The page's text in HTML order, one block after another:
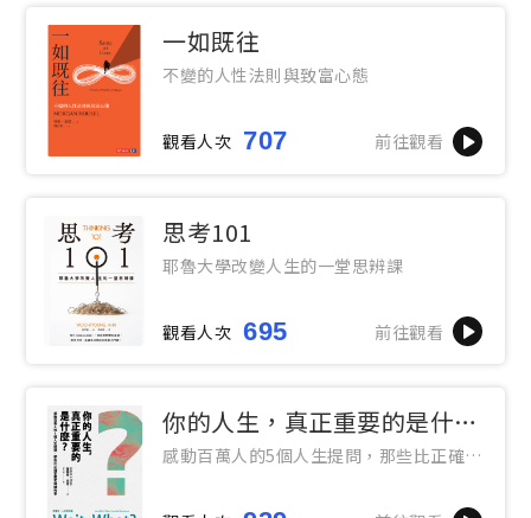
一如既往
不變的人性法則與致富心態
觀看人次 707 前往觀看
思考101
耶魯大學改變人生的一堂思辨課
觀看人次 695 前往觀看
你的人生，真正重要的是什
麼？
感動百萬人的5個人生提問，那些比正確答